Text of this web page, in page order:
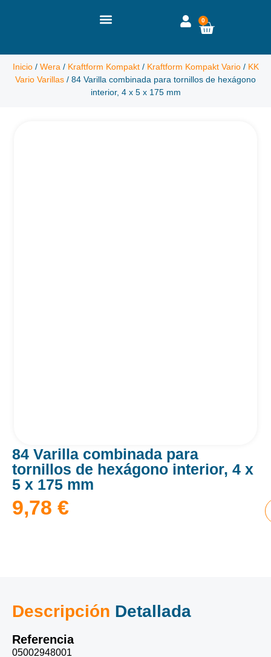
0
Inicio/ Wera / Kraftform Kompakt/ Kraftform Kompakt Vario/ KK
Vario Varillas / 84 Varilla combinada para tornillos de hexágono
interior, 4 x 5 x 175 mm
84 Varilla combinada para
tornillos de hexágono interior, 4 x
5 x 175 mm
9,78 €
Descripción Detallada
Referencia
05002948001